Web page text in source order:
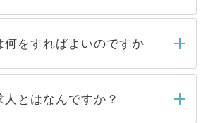
何をすればよいのですか
だきましたら、弊社担当者がご
確認し、その後メールもしくは
人とはなんですか？